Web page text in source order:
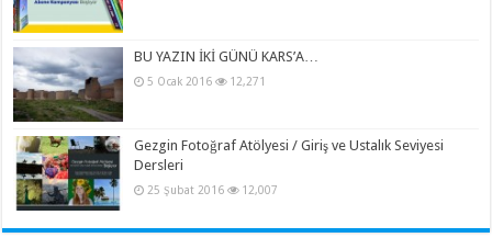
BU YAZIN İKİ GÜNÜ KARS’A…
5 Ocak 2016 12,271
Gezgin Fotoğraf Atölyesi / Giriş ve Ustalık Seviyesi
Dersleri
25 Şubat 2016 12,007